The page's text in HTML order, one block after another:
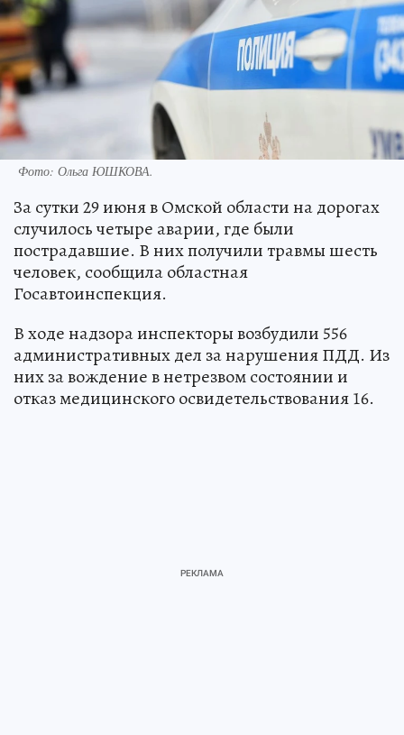
Фото: Ольга ЮШКОВА.
За сутки 29 июня в Омской области на дорогах
случилось четыре аварии, где были
пострадавшие. В них получили травмы шесть
человек, сообщила областная
Госавтоинспекция.
В ходе надзора инспекторы возбудили 556
административных дел за нарушения ПДД. Из
них за вождение в нетрезвом состоянии и
отказ медицинского освидетельствования 16.